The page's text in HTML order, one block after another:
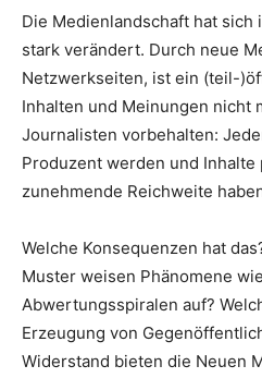
Die Medienlandschaft hat
stark verändert. Durch neue
Netzwerkseiten, ist ein (teil-
Inhalten und Meinungen nicht
Journalisten vorbehalten:
Produzent werden und
zunehmende Reichweite
Welche Konsequenzen hat
Muster weisen Phänomene
Abwertungsspiralen auf?
Erzeugung von
Widerstand bieten die Neuen